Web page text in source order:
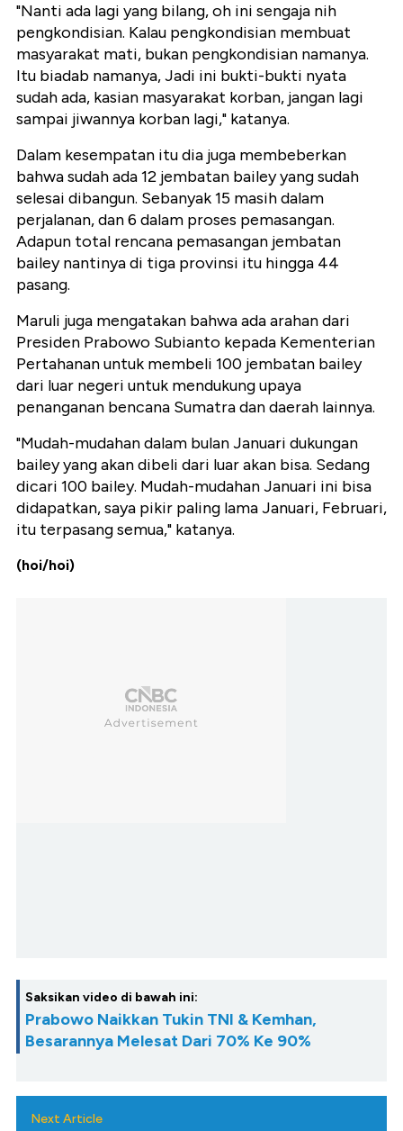
"Nanti ada lagi yang bilang, oh ini sengaja nih
pengkondisian. Kalau pengkondisian membuat
masyarakat mati, bukan pengkondisian namanya.
Itu biadab namanya, Jadi ini bukti-bukti nyata
sudah ada, kasian masyarakat korban, jangan lagi
sampai jiwannya korban lagi," katanya.
Dalam kesempatan itu dia juga membeberkan
bahwa sudah ada 12 jembatan bailey yang sudah
selesai dibangun. Sebanyak 15 masih dalam
perjalanan, dan 6 dalam proses pemasangan.
Adapun total rencana pemasangan jembatan
bailey nantinya di tiga provinsi itu hingga 44
pasang.
Maruli juga mengatakan bahwa ada arahan dari
Presiden Prabowo Subianto kepada Kementerian
Pertahanan untuk membeli 100 jembatan bailey
dari luar negeri untuk mendukung upaya
penanganan bencana Sumatra dan daerah lainnya.
"Mudah-mudahan dalam bulan Januari dukungan
bailey yang akan dibeli dari luar akan bisa. Sedang
dicari 100 bailey. Mudah-mudahan Januari ini bisa
didapatkan, saya pikir paling lama Januari, Februari,
itu terpasang semua," katanya.
(hoi/hoi)
Saksikan video di bawah ini:
Prabowo Naikkan Tukin TNI & Kemhan,
Besarannya Melesat Dari 70% Ke 90%
Next Article